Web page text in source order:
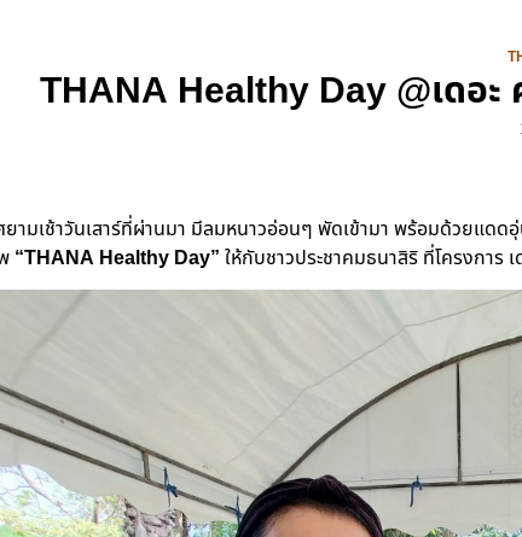
THANA Healthy Day @เดอ
ยามเช้าวันเสาร์ที่ผ่านมา มีลมหนาวอ่อนๆ พัดเข้ามา พร้อมด้วยแด
“THANA Healthy Day” ให้กับชาวประชาคมธนาสิริ ที่โครงการ